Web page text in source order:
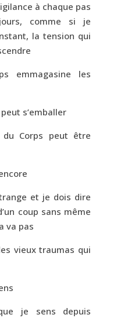
à chaque pas
comme si je
la tension qui
emmagasine les
s’emballer
du Corps peut être
et je dois dire
coup sans même
va pas
vieux traumas qui
je sens depuis